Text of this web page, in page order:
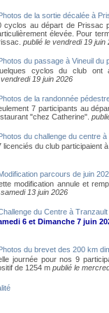
de la sortie décalée à
cyclos au départ de Prissac
élevée. Pour
publié le vendredi 19 juin
du passage à Vineuil du
cyclos du club ont
19 juin 2026
de la randonnée
7 participants au
"chez Catherine".
du challenge du centre
licenciés du club participaient
parcours de juin
modification annule et
13 juin 2026
du Centre à
6 et Dimanche 7 juin
du brevet des 200 km
journée pour nos 9
de 1254 m publié le